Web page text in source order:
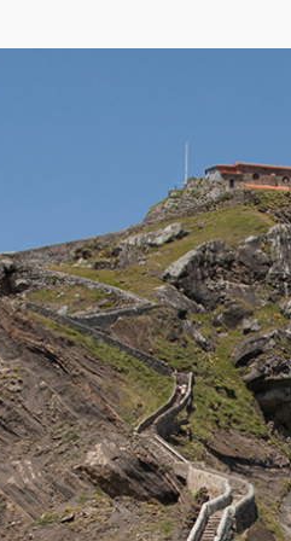
ведущая к расположенной на